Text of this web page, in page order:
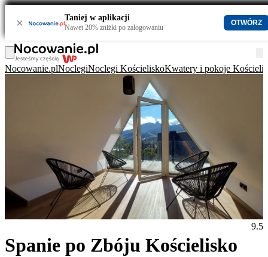
× Taniej w aplikacji
Nawet 20% zniżki po zalogowaniu
OTWÓRZ
Nocowanie.plNoclegiNoclegi KościeliskoKwatery i pokoje
Spanie po Zbóju Kościelisko
9.5